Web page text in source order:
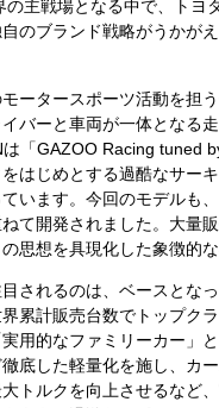
の主戦場となる中で、トヨ
のブランド戦略がうかがえ
ータースポーツ活動を担
バーと車両が一体となる
「GAZOO Racing tuned
はじめとする過酷なサー
います。今回のモデルも
て開発されました。大量
思想を具現化した象徴的
されるのは、ベースとな
累計販売台数でトップク
用的なファミリーカー」
徹底した軽量化を施し、カ
トルクを向上させるなど